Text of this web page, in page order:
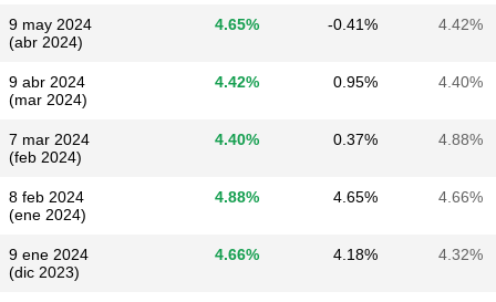
9 may 2024
(abr 2024)
4.65% -0.41% 4.42%
9 abr 2024
(mar 2024)
4.42% 0.95% 4.40%
7 mar 2024
(feb 2024)
4.40% 0.37% 4.88%
8 feb 2024
(ene 2024)
4.88% 4.65% 4.66%
9 ene 2024
(dic 2023)
4.66% 4.18% 4.32%